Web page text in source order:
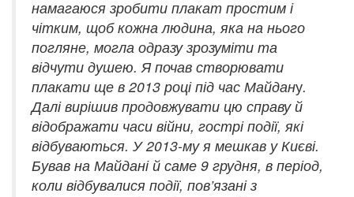
намагаюся зробити плакат простим і
чітким, щоб кожна людина, яка на нього
погляне, могла одразу зрозуміти та
відчути душею. Я почав створювати
плакати ще в 2013 році під час Майдану.
Далі вирішив продовжувати цю справу й
відображати часи війни, гострі події, які
відбуваються. У 2013-му я мешкав у Києві.
Бував на Майдані й саме 9 грудня, в період,
коли відбувалися події, пов’язані з